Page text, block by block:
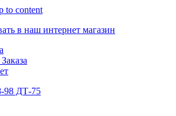
to content
в наш интернет магазин